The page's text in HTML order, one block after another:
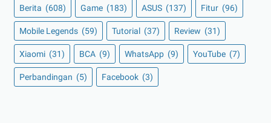
Berita (608) Game (183) ASUS (137) Fitur (96)
Mobile Legends (59) Tutorial (37) Review (31)
Xiaomi (31) BCA (9) WhatsApp (9) YouTube (7)
Perbandingan (5) Facebook (3)